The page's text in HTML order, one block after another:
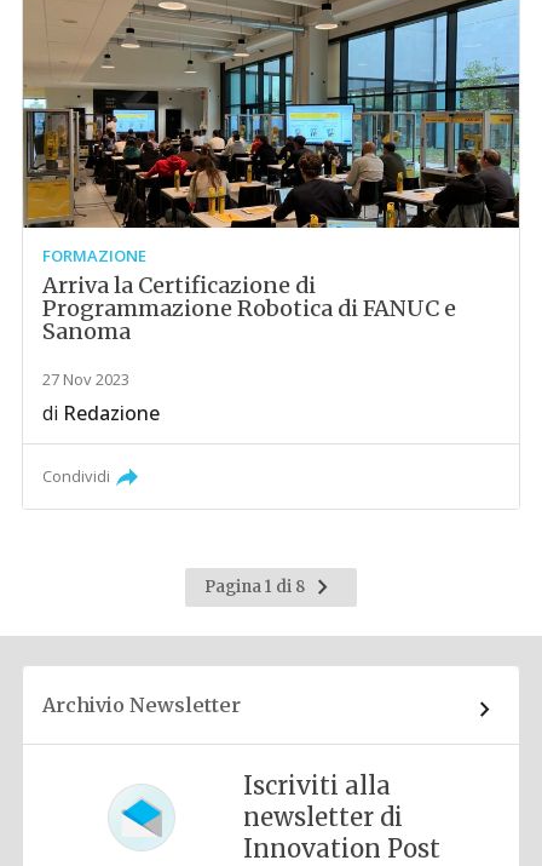
FORMAZIONE
Arriva la Certificazione di
Programmazione Robotica di FANUC e
Sanoma
27 Nov 2023
di Redazione
Condividi
Pagina 1 di 8
Pagina
successiva
Archivio Newsletter
Iscriviti alla
newsletter di
Innovation Post